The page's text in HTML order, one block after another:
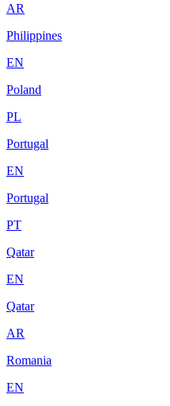
AR
Philippines
EN
Poland
PL
Portugal
EN
Portugal
PT
Qatar
EN
Qatar
AR
Romania
EN